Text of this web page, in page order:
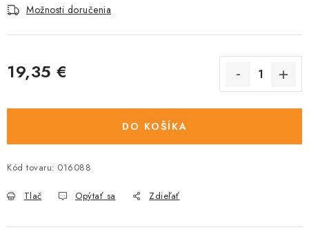
Kontakty Predajňa Útulky Bonusový program
Možnosti doručenia
19,35 €
DO KOŠÍKA
Kód tovaru: 016088
Tlač Opýtať sa Zdieľať